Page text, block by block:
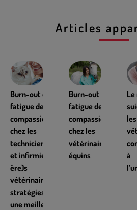
Articles
Burn-out et
fatigue de
compassion
chez les
technicien(ne)s
et infirmier(-
ère)s
vétérinaires :
stratégies pour
une meilleure
Burn-out et
fatigue de
compassion
chez les
vétérinaires
équins
Le
les
à